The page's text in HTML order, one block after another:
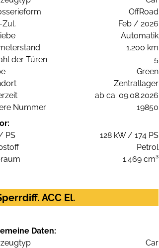
OffRoad
Zul.
Feb / 2026
Automatik
1.200 km
der Türen
5
Green
Zentrallager
ab ca. 09.08.2026
Nummer
19850
PS
128 kW / 174 PS
Petrol
1.469 cm³
ACC El.
Daten:
Car